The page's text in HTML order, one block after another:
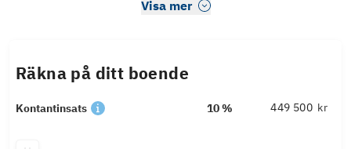
Visa mer
Räkna på ditt boende
Kontantinsats 10 % kr